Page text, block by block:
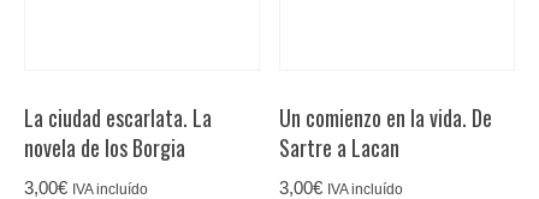
La ciudad escarlata. La
novela de los Borgia
3,00€ IVA incluído
Un comienzo en la vida. De
Sartre a Lacan
3,00€ IVA incluído